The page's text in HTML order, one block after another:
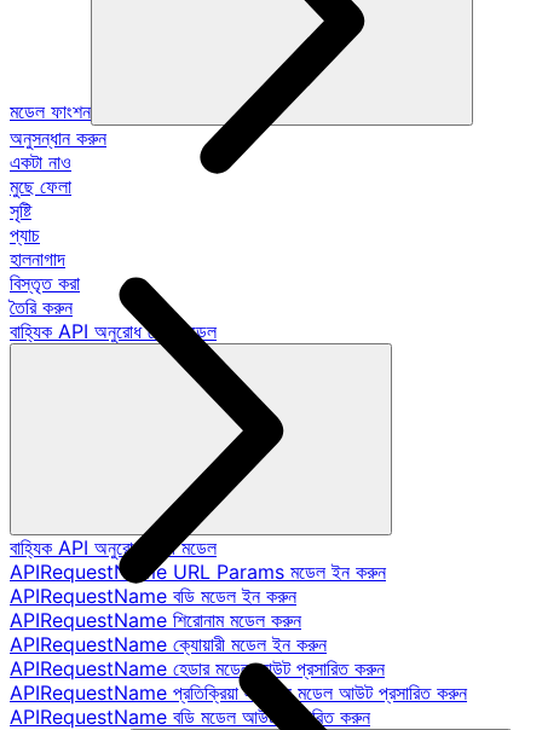
মডেল ফাংশন
অনুসন্ধান করুন
একটা নাও
মুছে ফেলা
সৃষ্টি
প্যাচ
হালনাগাদ
বিস্তৃত করা
তৈরি করুন
বাহ্যিক API অনুরোধ ডেটা মডেল
বাহ্যিক API অনুরোধ ডেটা মডেল
APIRequestName URL Params মডেল ইন করুন
APIRequestName বডি মডেল ইন করুন
APIRequestName শিরোনাম মডেল করুন
APIRequestName ক্যোয়ারী মডেল ইন করুন
APIRequestName হেডার মডেল আউট প্রসারিত করুন
APIRequestName প্রতিক্রিয়া স্ট্যাটাস মডেল আউট প্রসারিত করুন
APIRequestName বডি মডেল আউট প্রসারিত করুন